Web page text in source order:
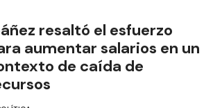
resaltó el esfuerzo
aumentar salarios en un
de caída de